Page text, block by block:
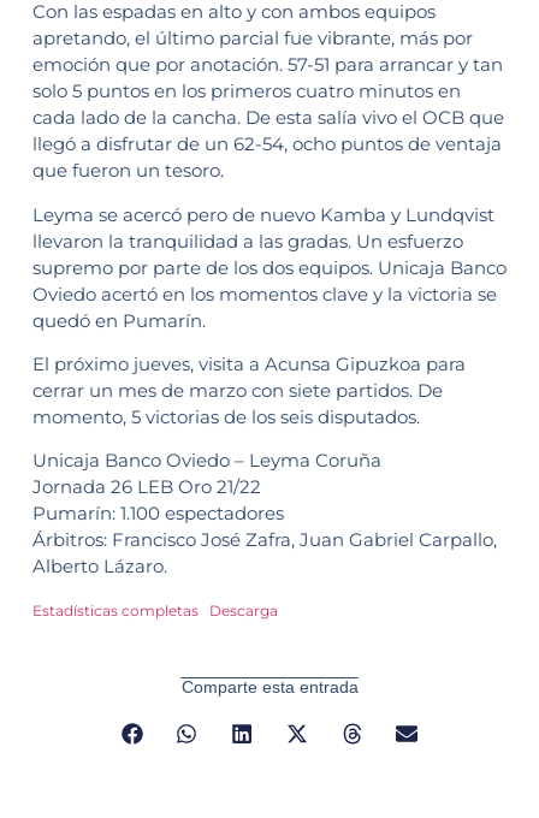
Con las espadas en alto y con ambos equipos
apretando, el último parcial fue vibrante, más por
emoción que por anotación. 57-51 para arrancar y tan
solo 5 puntos en los primeros cuatro minutos en
cada lado de la cancha. De esta salía vivo el OCB que
llegó a disfrutar de un 62-54, ocho puntos de ventaja
que fueron un tesoro.
Leyma se acercó pero de nuevo Kamba y Lundqvist
llevaron la tranquilidad a las gradas. Un esfuerzo
supremo por parte de los dos equipos. Unicaja Banco
Oviedo acertó en los momentos clave y la victoria se
quedó en Pumarín.
El próximo jueves, visita a Acunsa Gipuzkoa para
cerrar un mes de marzo con siete partidos. De
momento, 5 victorias de los seis disputados.
Unicaja Banco Oviedo – Leyma Coruña
Jornada 26 LEB Oro 21/22
Pumarín: 1.100 espectadores
Árbitros: Francisco José Zafra, Juan Gabriel Carpallo,
Alberto Lázaro.
Estadísticas completas Descarga
Comparte esta entrada